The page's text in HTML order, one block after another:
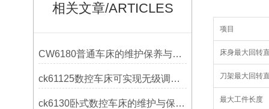
相关文章/ARTICLES
CW6180普通车床的维护保养与延长使用寿命技巧说明
ck61125数控车床可实现无级调速控制
ck6130卧式数控车床的维护与保养策略
项目
床身最大回转
刀架最大回转
最大工件长度